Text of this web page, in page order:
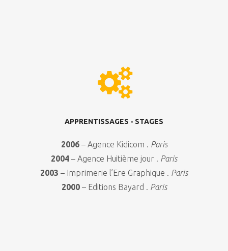
APPRENTISSAGES - STAGES
2006– Agence Kidicom . Paris
2004 – Agence Huitième jour . Paris
2003 – Imprimerie l’Ere Graphique . Paris
2000– Editions Bayard . Paris